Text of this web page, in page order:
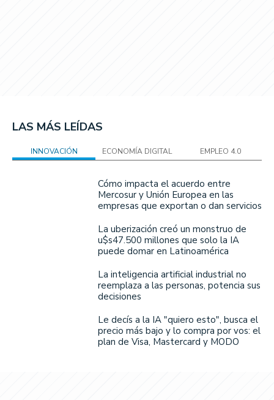
LAS MÁS LEÍDAS
INNOVACIÓN ECONOMÍA DIGITAL EMPLEO 4.0
Cómo impacta el acuerdo entre
Mercosur y Unión Europea en las
empresas que exportan o dan servicios
La uberización creó un monstruo de
u$s47.500 millones que solo la IA
puede domar en Latinoamérica
La inteligencia artificial industrial no
reemplaza a las personas, potencia sus
decisiones
Le decís a la IA "quiero esto", busca el
precio más bajo y lo compra por vos: el
plan de Visa, Mastercard y MODO